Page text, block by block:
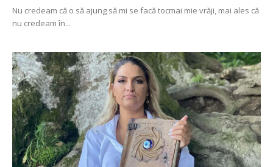
Nu credeam că o să ajung să mi se facă tocmai mie vrăji, mai ales că
nu credeam în...